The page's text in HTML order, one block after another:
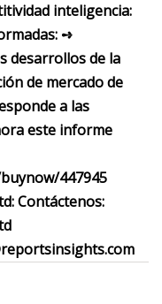
inteligencia:
➺
desarrollos de la
de mercado de
a las
este informe
447945
Contáctenos: